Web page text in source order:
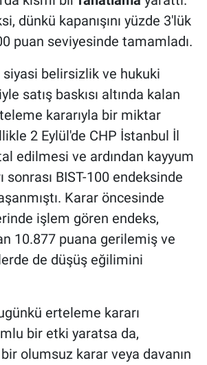
dünkü kapanışını yüzde 3'lük
puan seviyesinde tamamladı.
siyasi belirsizlik ve hukuki
satış baskısı altında kalan
kararıyla bir miktar
2 Eylül'de CHP İstanbul İl
edilmesi ve ardından kayyum
sonrası BIST-100 endeksinde
Karar öncesinde
işlem gören endeks,
10.877 puana gerilemiş ve
de düşüş eğilimini
erteleme kararı
bir etki yaratsa da,
olumsuz karar veya davanın